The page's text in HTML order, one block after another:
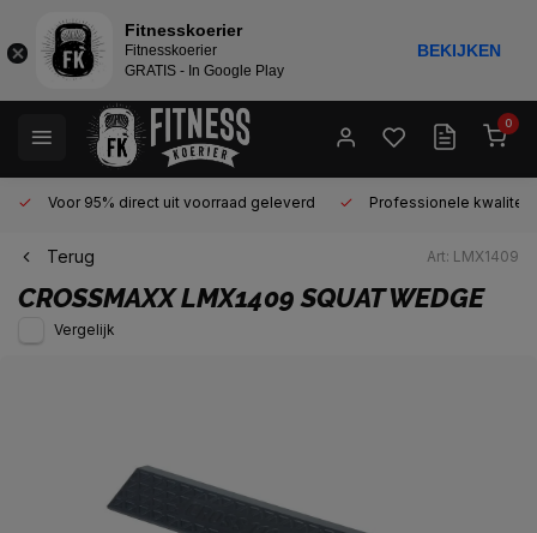
0
Voor 95% direct uit voorraad geleverd Professionele kwaliteit
Terug Art: LMX1409
CROSSMAXXLMX1409 SQUAT WEDGE
Vergelijk
Fitnesskoerier
Fitnesskoerier
GRATIS - In Google Play
BEKIJKEN